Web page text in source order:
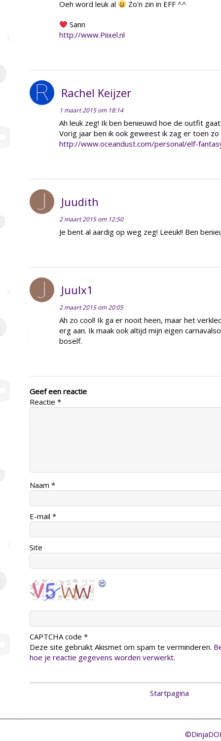
Oeh word leuk al Zo'n zin in EFF ^^
Sann
http://www.Piixel.nl
Rachel Keijzer
1 maart 2015 om 18:14
Ah leuk zeg! Ik ben benieuwd hoe de outfit
Vorig jaar ben ik ook geweest ik zag er toen zo
http://www.oceandust.com/personal/elf-
Juudith
2 maart 2015 om 12:50
Je bent al aardig op weg zeg! Leeuk!! Ben
Juulx1
2 maart 2015 om 20:05
Ah zo cool! Ik ga er nooit heen, maar het
erg aan. Ik maak ook altijd mijn eigen
boself.
Geef een reactie
Reactie *
Naam *
E-mail *
Site
CAPTCHA code *
Deze site gebruikt Akismet om spam te verminderen.
hoe je reactie gegevens worden verwerkt.
Startpagina